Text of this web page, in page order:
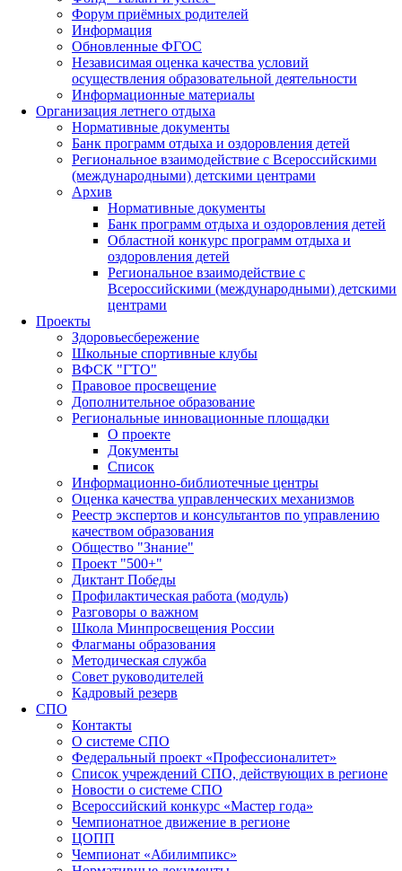
Форум приёмных родителей
Информация
Обновленные ФГОС
Независимая оценка качества условий
осуществления образовательной деятельности
Информационные материалы
Организация летнего отдыха
Нормативные документы
Банк программ отдыха и оздоровления детей
Региональное взаимодействие с Всероссийскими
(международными) детскими центрами
Архив
Нормативные документы
Банк программ отдыха и оздоровления детей
Областной конкурс программ отдыха и
оздоровления детей
Региональное взаимодействие с
Всероссийскими (международными) детскими
центрами
Проекты
Здоровьесбережение
Школьные спортивные клубы
ВФСК "ГТО"
Правовое просвещение
Дополнительное образование
Региональные инновационные площадки
О проекте
Документы
Список
Информационно-библиотечные центры
Оценка качества управленческих механизмов
Реестр экспертов и консультантов по управлению
качеством образования
Общество "Знание"
Проект "500+"
Диктант Победы
Профилактическая работа (модуль)
Разговоры о важном
Школа Минпросвещения России
Флагманы образования
Методическая служба
Совет руководителей
Кадровый резерв
СПО
Контакты
О системе СПО
Федеральный проект «Профессионалитет»
Список учреждений СПО, действующих в регионе
Новости о системе СПО
Всероссийский конкурс «Мастер года»
Чемпионатное движение в регионе
ЦОПП
Чемпионат «Абилимпикс»